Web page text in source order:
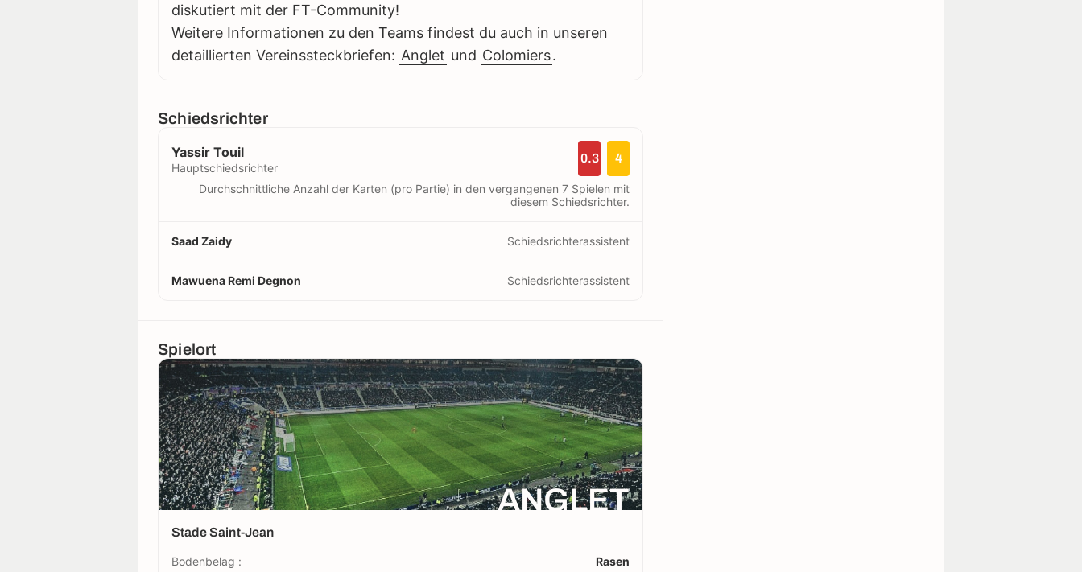
diskutiert mit der FT-Community!
Weitere Informationen zu den Teams findest du auch in unseren
detaillierten Vereinssteckbriefen: Anglet und Colomiers.
Schiedsrichter
Yassir Touil
Hauptschiedsrichter
0.3 4
Durchschnittliche Anzahl der Karten (pro Partie) in den vergangenen 7 Spielen mit
diesem Schiedsrichter.
Saad Zaidy Schiedsrichterassistent
Mawuena Remi Degnon Schiedsrichterassistent
Spielort
ANGLET
Stade Saint-Jean
Bodenbelag :
Rasen